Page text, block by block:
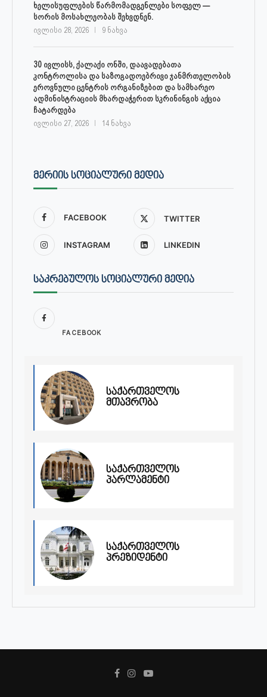
ხელისუფლების წარმომადგენლები სოფელ —
სორის მოსახლეობას შეხვდნენ.
ივლისი 28, 2026 9 ნახვა
30 ივლისს, ქალაქი ონში, დაავადებათა
კონტროლისა და საზოგადოებრივი ჯანმრთელობის
ეროვნული ცენტრის ორგანიზებით და სამხარეო
ადმინისტრაციის მხარდაჭერით სკრინინგის აქცია
ჩატარდება
ივლისი 27, 2026 14 ნახვა
ᲛᲔᲠᲘᲘᲡ ᲡᲝᲪᲘᲐᲚᲣᲠᲘ ᲛᲔᲓᲘᲐ
FACEBOOK TWITTER
INSTAGRAM LINKEDIN
ᲡᲐᲙᲠᲔᲑᲣᲚᲝᲡ ᲡᲝᲪᲘᲐᲚᲣᲠᲘ ᲛᲔᲓᲘᲐ
FACEBOOK
საქართველოს
მთავრობა
საქართველოს
პარლამენტი
საქართველოს
პრეზიდენტი